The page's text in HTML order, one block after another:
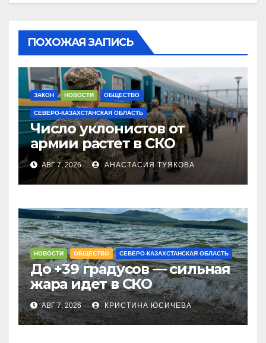
ПОХОЖАЯ ЗАПИСЬ
ЗАКОН НОВОСТИ ОБЩЕСТВО
СЕВЕРО-КАЗАХСТАНСКАЯ ОБЛАСТЬ
Число уклонистов от
армии растет в СКО
АВГ 7, 2026 АНАСТАСИЯ ТУЯКОВА
НОВОСТИ ОБЩЕСТВО СЕВЕРО-КАЗАХСТАНСКАЯ ОБЛАСТЬ
До +39 градусов — сильная
жара идет в СКО
АВГ 7, 2026 КРИСТИНА ЮСИЧЕВА